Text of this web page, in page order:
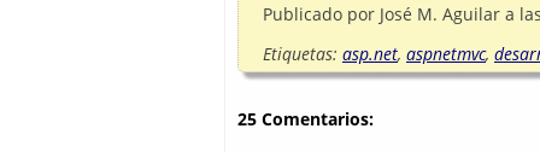
Publicado por José M. Aguilar a
Etiquetas: asp.net, aspnetmvc,
25 Comentarios: